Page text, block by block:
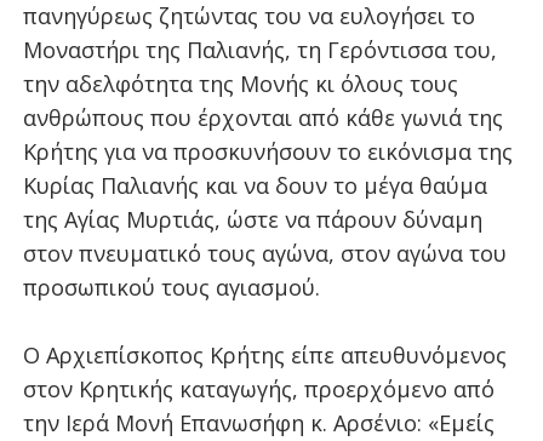
πανηγύρεως ζητώντας του να ευλογήσει το
Μοναστήρι της Παλιανής, τη Γερόντισσα του,
την αδελφότητα της Μονής κι όλους τους
ανθρώπους που έρχονται από κάθε γωνιά της
Κρήτης για να προσκυνήσουν το εικόνισμα της
Κυρίας Παλιανής και να δουν το μέγα θαύμα
της Αγίας Μυρτιάς, ώστε να πάρουν δύναμη
στον πνευματικό τους αγώνα, στον αγώνα του
προσωπικού τους αγιασμού.
Ο Αρχιεπίσκοπος Κρήτης είπε απευθυνόμενος
στον Κρητικής καταγωγής, προερχόμενο από
την Ιερά Μονή Επανωσήφη κ. Αρσένιο: «Εμείς